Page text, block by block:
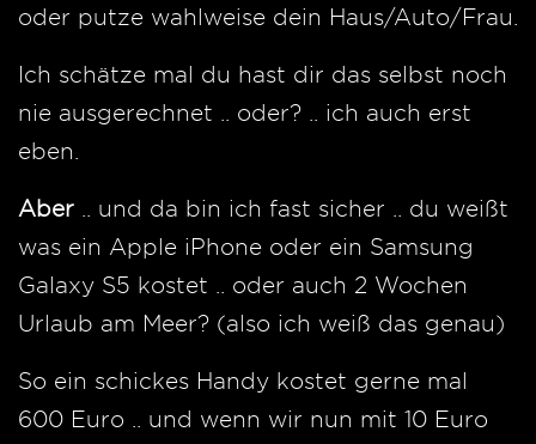
oder putze wahlweise dein Haus/Auto/Frau.
Ich schätze mal du hast dir das selbst noch
nie ausgerechnet .. oder? .. ich auch erst
eben.
Aber .. und da bin ich fast sicher .. du weißt
was ein Apple iPhone oder ein Samsung
Galaxy S5 kostet .. oder auch 2 Wochen
Urlaub am Meer? (also ich weiß das genau)
So ein schickes Handy kostet gerne mal
600 Euro .. und wenn wir nun mit 10 Euro